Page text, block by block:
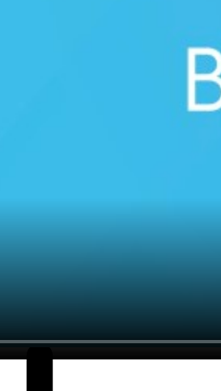
için her iki tarafın da birbirinin